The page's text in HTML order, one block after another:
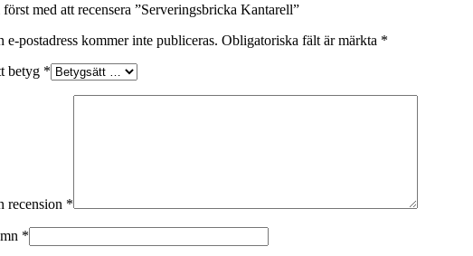
med att recensera ”Serveringsbricka Kantarell”
e-postadress kommer inte publiceras. Obligatoriska fält är märkta *
betyg *
recension *
*